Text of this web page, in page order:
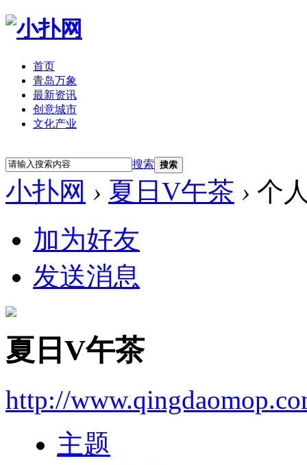
首页
青岛万象
最新资讯
创意城市
文化产业
搜索 搜索
小扑网 › 夏日V午茶 › 个
加为好友
发送消息
夏日V午茶
http://
主题